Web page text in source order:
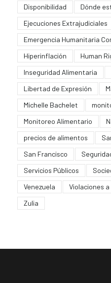
Disponibilidad
Dónde
Ejecuciones Extrajudiciales
Emergencia Humanitaria
Hiperinflación
Human
Inseguridad Alimentaria
Libertad de Expresión
Michelle Bachelet
Monitoreo Alimentario
precios de alimentos
San Francisco
Servicios Públicos
Venezuela
Violaciones
Zulia